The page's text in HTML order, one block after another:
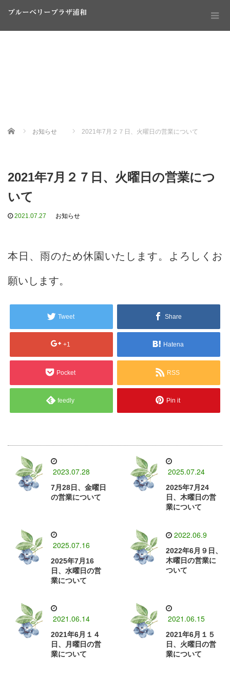
ブルーベリープラザ浦和
Home お知らせ 2021年7月２７日、火曜日の営業について
2021年7月２７日、火曜日の営業につ
いて
2021.07.27 お知らせ
本日、雨のため休園いたします。よろしくお
願いします。
Tweet Share
+1 Hatena
Pocket RSS
feedly Pin it
2023.07.28
7月28日、金曜日
の営業について
2025.07.24
2025年7月24
日、木曜日の営
業について
2025.07.16
2025年7月16
日、水曜日の営
業について
2022.06.9
2022年6月９日、
木曜日の営業に
ついて
2021.06.14
2021年6月１４
日、月曜日の営
業について
2021.06.15
2021年6月１５
日、火曜日の営
業について